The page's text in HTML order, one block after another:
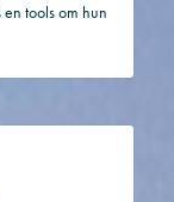
tools om hun